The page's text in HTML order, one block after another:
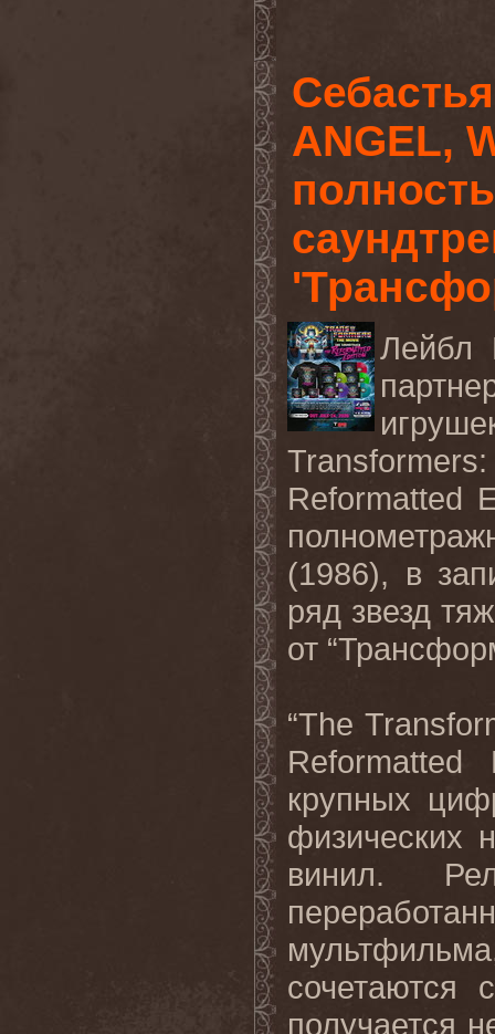
ANGEL,
Лейбл
Reformatted
(1986), в
ряд звезд
от “
“The
Reformatted
крупных
физических
винил.
сочетаются
получается